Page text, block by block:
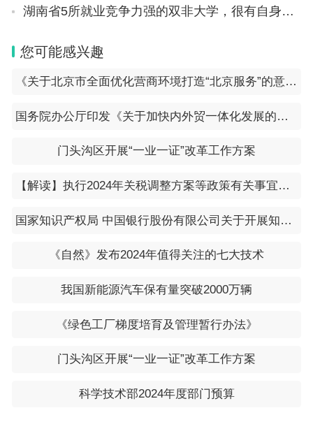
湖南省5所就业竞争力强的双非大学，很有自身特色，实力也很强
您可能感兴趣
《关于北京市全面优化营商环境打造“北京服务”的意见》
国务院办公厅印发《关于加快内外贸一体化发展的若干措施》的通知
门头沟区开展“一业一证”改革工作方案
【解读】执行2024年关税调整方案等政策有关事宜公告的解读
国家知识产权局 中国银行股份有限公司关于开展知识产权金融服务助力新能源汽车产业“知惠行”专项活动的通知（​国知发运字〔2023〕45号）
《自然》发布2024年值得关注的七大技术
我国新能源汽车保有量突破2000万辆
《绿色工厂梯度培育及管理暂行办法》
门头沟区开展“一业一证”改革工作方案
科学技术部2024年度部门预算